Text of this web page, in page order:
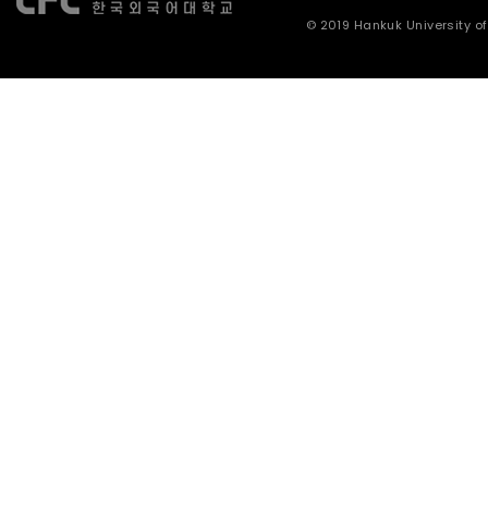
© 2019 Hankuk University